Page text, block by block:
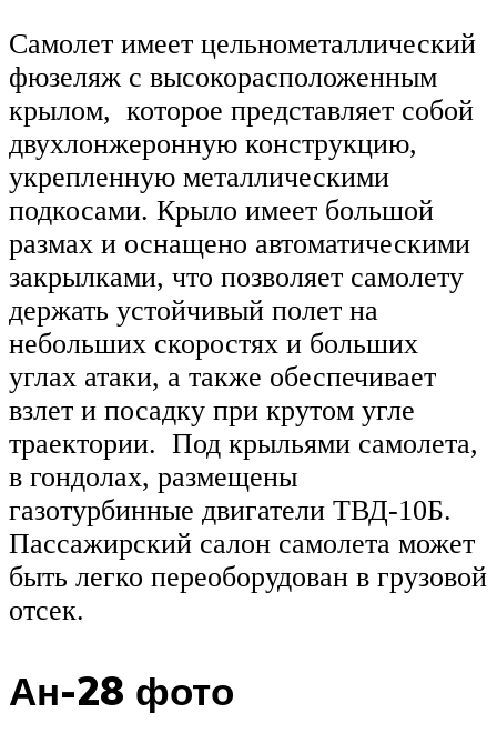
Самолет имеет цельнометаллический
фюзеляж с высокорасположенным
крылом, которое представляет собой
двухлонжеронную конструкцию,
укрепленную металлическими
подкосами. Крыло имеет большой
размах и оснащено автоматическими
закрылками, что позволяет самолету
держать устойчивый полет на
небольших скоростях и больших
углах атаки, а также обеспечивает
взлет и посадку при крутом угле
траектории. Под крыльями самолета,
в гондолах, размещены
газотурбинные двигатели ТВД-10Б.
Пассажирский салон самолета может
быть легко переоборудован в грузовой
отсек.
Ан-28 фото